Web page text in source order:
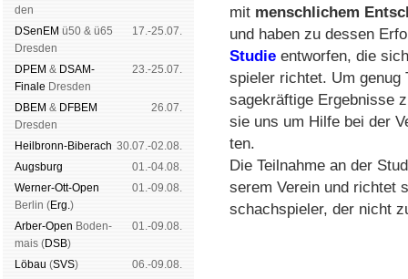
den
DSenEM ü50 & ü65
Dres­den
17.-25.07.
DPEM & DSAM-
Finale Dres­den
23.-25.07.
DBEM & DFBEM
Dres­den
26.07.
Heil­bronn-Bi­ber­ach 30.07.-02.08.
Augs­burg
01.-04.08.
Werner-Ott-Open
Ber­lin (Erg.)
01.-09.08.
Arber-Open Boden­
mais (DSB)
01.-09.08.
Lö­bau (SVS)
06.-09.08.
mit mensch­li­chem
und ha­ben zu des­sen
Studie ent­wor­fen, die
spie­ler rich­tet. Um
sa­ge­kräf­ti­ge Er­geb­nis­se
sie uns um Hilfe bei der
ten.
Die Teilnahme an der
se­rem Ver­ein und rich­tet
schach­spie­ler, der nicht